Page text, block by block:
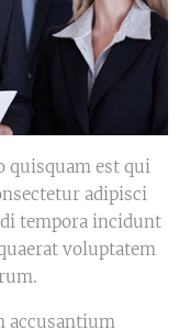
quisquam est qui
adipisci
tempora incidunt
voluptatem
accusantium